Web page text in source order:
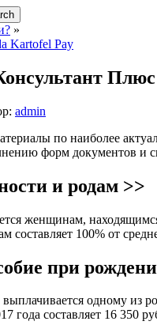
»
Kartofel Pay
Плюс
admin
по наиболее
форм документов и
и родам >>
женщинам,
составляет 100% от
при
одному из
года составляет 16 350